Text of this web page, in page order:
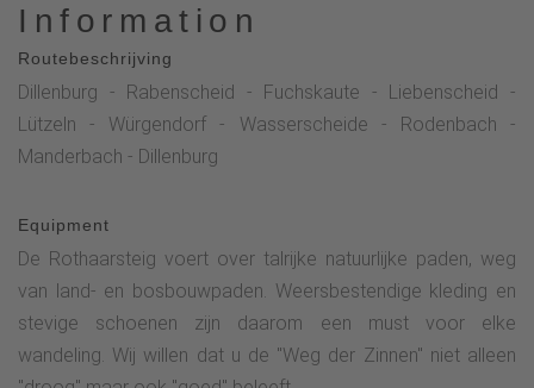
Information
Routebeschrijving
Dillenburg - Rabenscheid - Fuchskaute - Liebenscheid -
Lützeln - Würgendorf - Wasserscheide - Rodenbach -
Manderbach - Dillenburg
Equipment
De Rothaarsteig voert over talrijke natuurlijke paden, weg
van land- en bosbouwpaden. Weersbestendige kleding en
stevige schoenen zijn daarom een must voor elke
wandeling. Wij willen dat u de "Weg der Zinnen" niet alleen